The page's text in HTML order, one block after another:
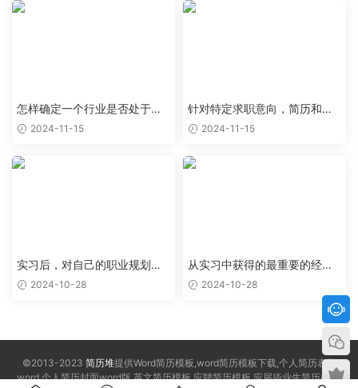
怎样确定一个行业是否处于上
升阶段，值得作为求职目标
2024-11-15
针对特定求职意向，简历和求
职信应该如何优化
2024-11-15
实习后，对自己的职业规划有
了哪些新的认识和调整
2024-10-28
从实习中获得的最重要的经验
和教训是什么
2024-10-28
©2013-2023 简历堆提供Word简历模板,word简历模板下载,个人简历表格
word,个人简历封面word版,英文简历模板,应聘简历模板,应届毕业生简历模板,